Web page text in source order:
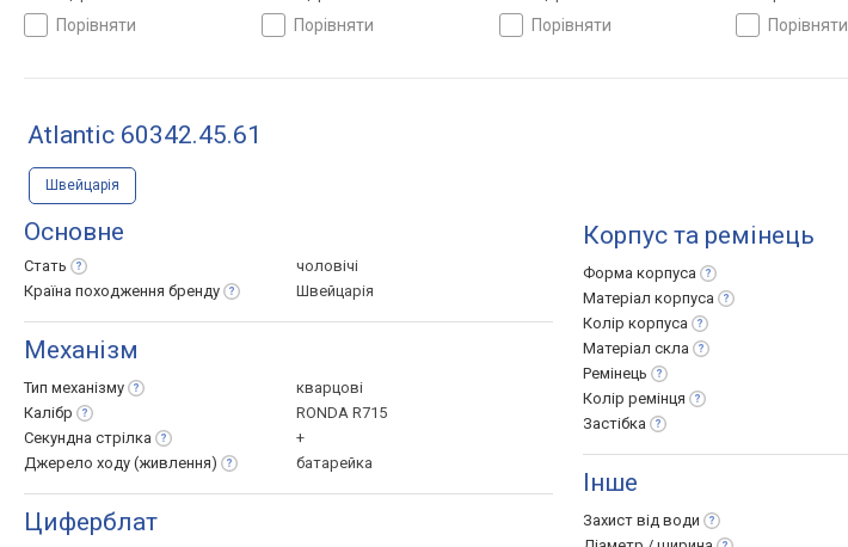
порівняти порівняти порівняти порівняти
Atlantic 60342.45.61
Швейцарія
Основне
Стать
чоловічі
Країна походження бренду Швейцарія
Механізм
Тип механізму
кварцові
Калібр
RONDA R715
Секундна стрілка
+
Джерело ходу (живлення) батарейка
Циферблат
Корпус та ремінець
Форма корпуса
Матеріал корпуса
Колір корпуса
Матеріал скла
Ремінець
Колір ремінця
Застібка
Інше
Захист від води